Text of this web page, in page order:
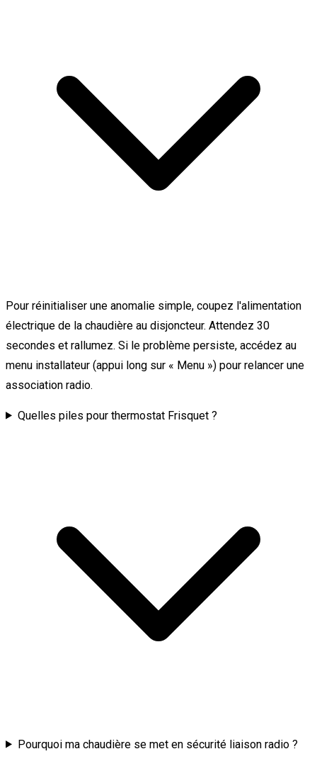
Pour réinitialiser une anomalie simple, coupez l'alimentation
électrique de la chaudière au disjoncteur. Attendez 30
secondes et rallumez. Si le problème persiste, accédez au
menu installateur (appui long sur « Menu ») pour relancer une
association radio.
Quelles piles pour thermostat Frisquet ?
Pourquoi ma chaudière se met en sécurité liaison radio ?